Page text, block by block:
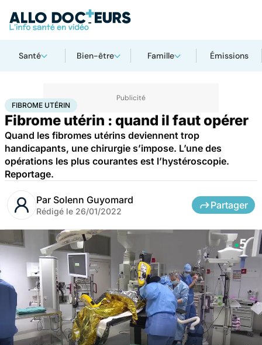
Santé Bien-être Famille Émissions
AccueilSantéMaladies Fibrome utérin
FIBROME UTÉRIN
Fibrome utérin : quand il faut opérer
Quand les fibromes utérins deviennent trop
handicapants, une chirurgie s’impose. L’une des
opérations les plus courantes est l’hystéroscopie.
Reportage.
Par Solenn Guyomard
Rédigé le 26/01/2022
Partager